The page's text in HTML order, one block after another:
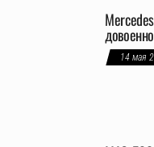
14 мая